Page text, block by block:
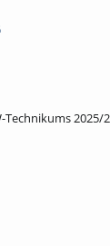
2025/